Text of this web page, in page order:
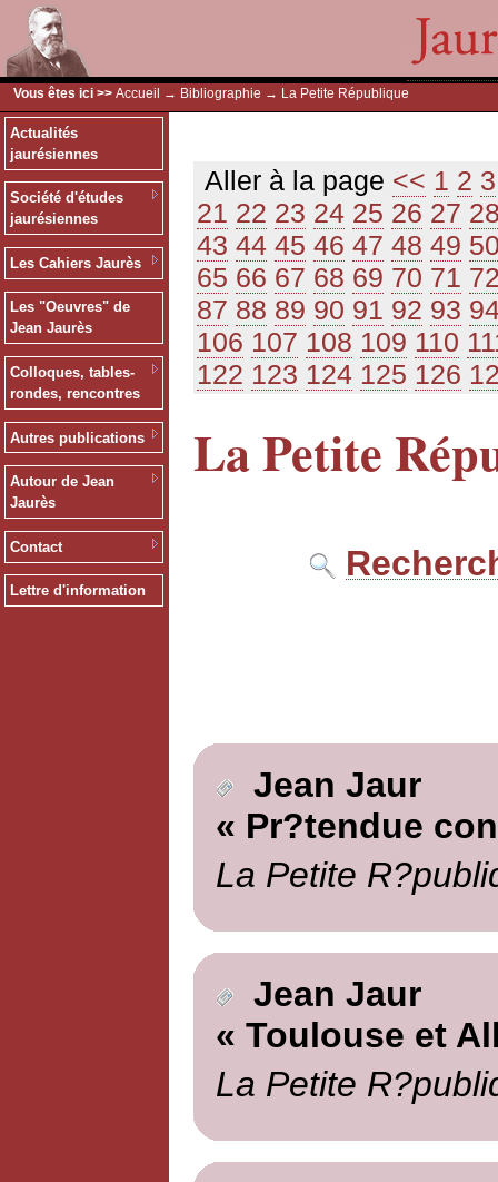
Vous êtes ici >> Accueil → Bibliographie → La Petite République
Actualités
jaurésiennes
Société d'études
jaurésiennes
Les Cahiers Jaurès
Les "Oeuvres" de
Jean Jaurès
Colloques, tables-
rondes, rencontres
Autres publications
Autour de Jean
Jaurès
Contact
Lettre d'information
Aller à la page << 1 2 3
21 22 23 24 25 26 27
43 44 45 46 47 48 49
65 66 67 68 69 70 71
87 88 89 90 91 92 93
106 107 108 109 110
122 123 124 125 126
La Petite
Jean Jaur
« Pr?tendue
La Petite
Jean Jaur
« Toulouse et
La Petite